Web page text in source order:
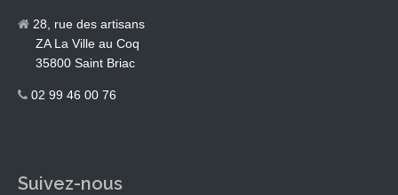
28, rue des artisans
ZA La Ville au Coq
35800 Saint Briac
02 99 46 00 76
Suivez-nous